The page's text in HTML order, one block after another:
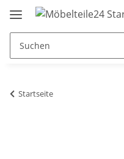
Startseite